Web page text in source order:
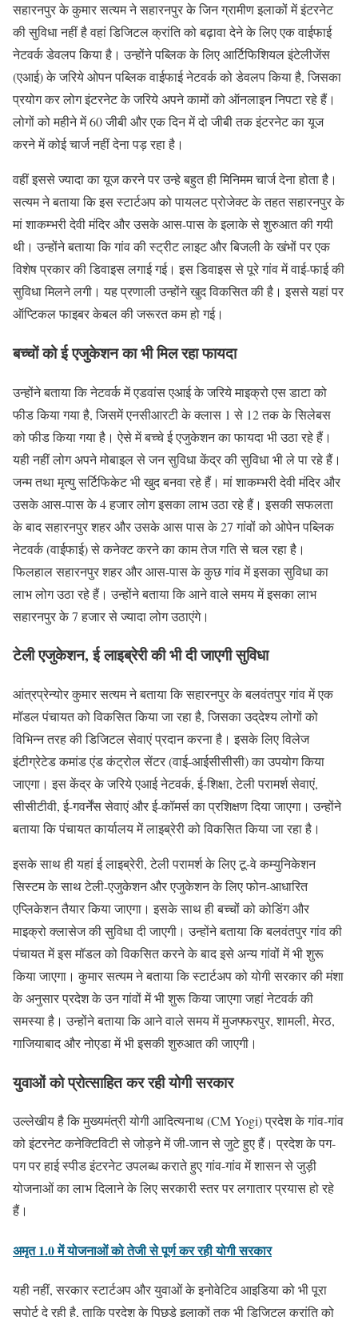
सहारनपुर के कुमार सत्यम ने सहारनपुर के जिन ग्रामीण इलाकों में इंटरनेट
की सुविधा नहीं है वहां डिजिटल क्रांति को बढ़ावा देने के लिए एक वाईफाई
नेटवर्क डेवलप किया है। उन्होंने पब्लिक के लिए आर्टिफिशियल इंटेलीजेंस
(एआई) के जरिये ओपन पब्लिक वाईफाई नेटवर्क को डेवलप किया है, जिसका
प्रयोग कर लोग इंटरनेट के जरिये अपने कामों को ऑनलाइन निपटा रहे हैं।
लोगों को महीने में 60 जीबी और एक दिन में दो जीबी तक इंटरनेट का यूज
करने में कोई चार्ज नहीं देना पड़ रहा है।
वहीं इससे ज्यादा का यूज करने पर उन्हे बहुत ही मिनिमम चार्ज देना होता है।
सत्यम ने बताया कि इस स्टार्टअप को पायलट प्रोजेक्ट के तहत सहारनपुर के
मां शाकम्भरी देवी मंदिर और उसके आस-पास के इलाके से शुरुआत की गयी
थी। उन्होंने बताया कि गांव की स्ट्रीट लाइट और बिजली के खंभों पर एक
विशेष प्रकार की डिवाइस लगाई गई। इस डिवाइस से पूरे गांव में वाई-फाई की
सुविधा मिलने लगी। यह प्रणाली उन्होंने खुद विकसित की है। इससे यहां पर
ऑप्टिकल फाइबर केबल की जरूरत कम हो गई।
बच्चों को ई एजुकेशन का भी मिल रहा फायदा
उन्होंने बताया कि नेटवर्क में एडवांस एआई के जरिये माइक्रो एस डाटा को
फीड किया गया है, जिसमें एनसीआरटी के क्लास 1 से 12 तक के सिलेबस
को फीड किया गया है। ऐसे में बच्चे ई एजुकेशन का फायदा भी उठा रहे हैं।
यही नहीं लोग अपने मोबाइल से जन सुविधा केंद्र की सुविधा भी ले पा रहे हैं।
जन्म तथा मृत्यु सर्टिफिकेट भी खुद बनवा रहे हैं। मां शाकम्भरी देवी मंदिर और
उसके आस-पास के 4 हजार लोग इसका लाभ उठा रहे हैं। इसकी सफलता
के बाद सहारनपुर शहर और उसके आस पास के 27 गांवों को ओपेन पब्लिक
नेटवर्क (वाईफाई) से कनेक्ट करने का काम तेज गति से चल रहा है।
फिलहाल सहारनपुर शहर और आस-पास के कुछ गांव में इसका सुविधा का
लाभ लोग उठा रहे हैं। उन्होंने बताया कि आने वाले समय में इसका लाभ
सहारनपुर के 7 हजार से ज्यादा लोग उठाएंगे।
टेली एजुकेशन, ई लाइब्रेरी की भी दी जाएगी सुविधा
आंत्रप्रेन्योर कुमार सत्यम ने बताया कि सहारनपुर के बलवंतपुर गांव में एक
मॉडल पंचायत को विकसित किया जा रहा है, जिसका उद्​देश्य लोगों को
विभिन्न तरह की डिजिटल सेवाएं प्रदान करना है। इसके लिए विलेज
इंटीग्रेटेड कमांड एंड कंट्रोल सेंटर (वाई-आईसीसीसी) का उपयोग किया
जाएगा। इस केंद्र के जरिये एआई नेटवर्क, ई-शिक्षा, टेली परामर्श सेवाएं,
सीसीटीवी, ई-गवर्नेंस सेवाएं और ई-कॉमर्स का प्रशिक्षण दिया जाएगा। उन्होंने
बताया कि पंचायत कार्यालय में लाइब्रेरी को विकसित किया जा रहा है।
इसके साथ ही यहां ई लाइब्रेरी, टेली परामर्श के लिए टू-वे कम्युनिकेशन
सिस्टम के साथ टेली-एजुकेशन और एजुकेशन के लिए फोन-आधारित
एप्लिकेशन तैयार किया जाएगा। इसके साथ ही बच्चों को कोडिंग और
माइक्रो क्लासेज की सुविधा दी जाएगी। उन्होंने बताया कि बलवंतपुर गांव की
पंचायत में इस मॉडल को विकसित करने के बाद इसे अन्य गांवों में भी शुरू
किया जाएगा। कुमार सत्यम ने बताया कि स्टार्टअप को योगी सरकार की मंशा
के अनुसार प्रदेश के उन गांवों में भी शुरू किया जाएगा जहां नेटवर्क की
समस्या है। उन्होंने बताया कि आने वाले समय में मुजफ्फरपुर, शामली, मेरठ,
गाजियाबाद और नोएडा में भी इसकी शुरुआत की जाएगी।
युवाओं को प्रोत्साहित कर रही योगी सरकार
उल्लेखीय है कि मुख्यमंत्री योगी आदित्यनाथ (CM Yogi) प्रदेश के गांव-गांव
को इंटरनेट कनेक्टिविटी से जोड़ने में जी-जान से जुटे हुए हैं। प्रदेश के पग-
पग पर हाई स्पीड इंटरनेट उपलब्ध कराते हुए गांव-गांव में शासन से जुड़ी
योजनाओं का लाभ दिलाने के लिए सरकारी स्तर पर लगातार प्रयास हो रहे
हैं।
अमृत 1.0 में योजनाओं को तेजी से पूर्ण कर रही योगी सरकार
यही नहीं, सरकार स्टार्टअप और युवाओं के इनोवेटिव आइडिया को भी पूरा
सपोर्ट दे रही है, ताकि प्रदेश के पिछड़े इलाकों तक भी डिजिटल क्रांति को